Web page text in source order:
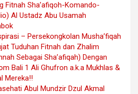
Fitnah Sha’afiqoh-Komando-
Al Ustadz Abu Usamah
– Persekongkolan Musha’fiqah
Tuduhan Fitnah dan Zhalim
Sebagai Sha’afiqah) Dengan
Bali 1 Ali Ghufron a.k.a Mukhlas &
Mereka!!
Abul Mundzir Dzul Akmal